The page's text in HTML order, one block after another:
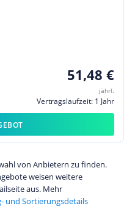
51,48 €
jährl.
Vertragslaufzeit: 1 Jahr
von Anbietern zu finden.
weisen weitere
aus. Mehr
und Sortierungsdetails